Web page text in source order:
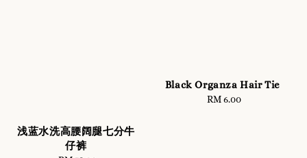
浅蓝水洗高腰阔腿七分牛
仔裤
Black Organza Hair Tie
Regular
RM 6.00